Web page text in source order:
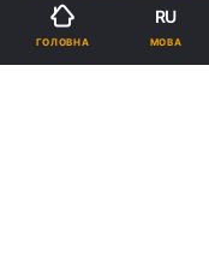
16:43, 21.07.21
ГОЛОВНА
RU
МОВА